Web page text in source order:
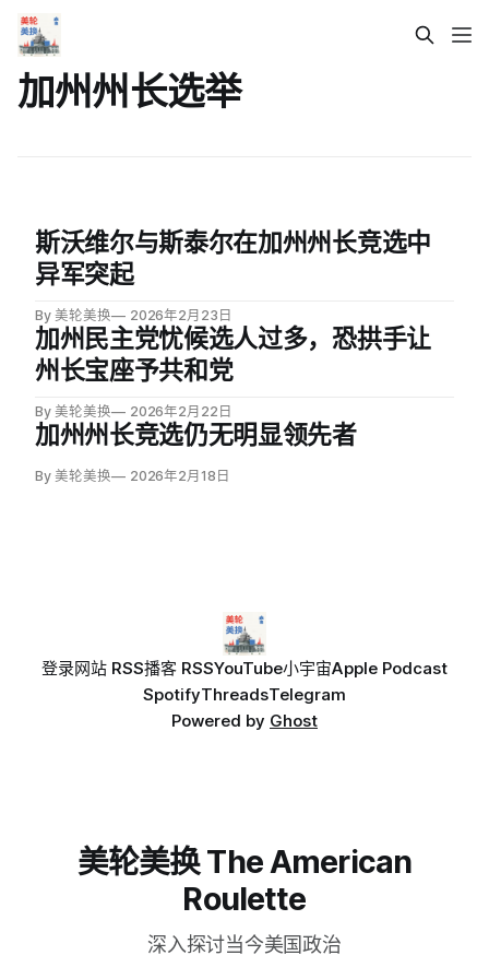
加州州长选举
斯沃维尔与斯泰尔在加州州长竞选中
异军突起
By 美轮美换 2026年2月23日
加州民主党忧候选人过多，恐拱手让
州长宝座予共和党
By 美轮美换 2026年2月22日
加州州长竞选仍无明显领先者
By 美轮美换 2026年2月18日
登录网站 RSS播客 RSSYouTube小宇宙Apple Podcast
SpotifyThreadsTelegram
Powered by Ghost
美轮美换 The American
Roulette
深入探讨当今美国政治